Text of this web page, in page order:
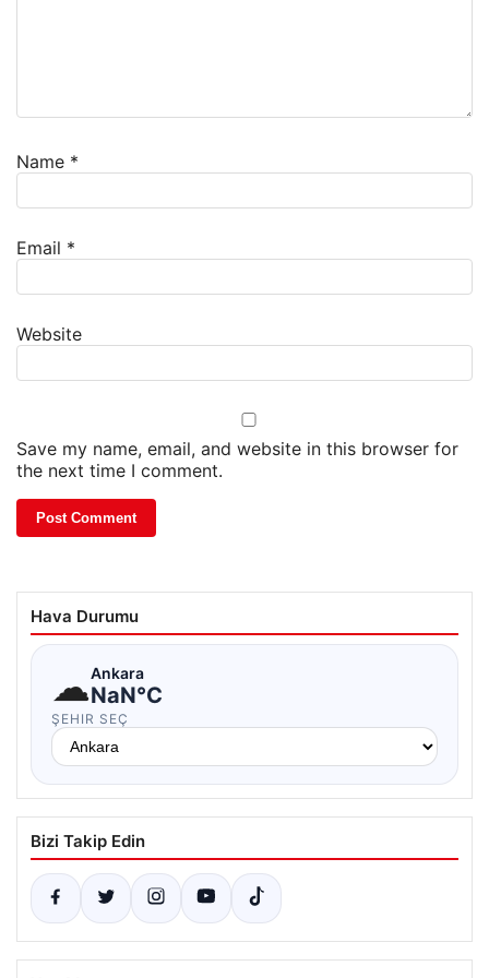
Name *
Email *
Website
Save my name, email, and website in this browser for
the next time I comment.
Hava Durumu
☁Ankara
NaN°C
ŞEHIR SEÇ
Bizi Takip Edin